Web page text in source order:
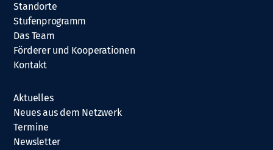
Standorte
Stufenprogramm
Das Team
Förderer und Kooperationen
Kontakt
Aktuelles
Neues aus dem Netzwerk
Termine
Newsletter